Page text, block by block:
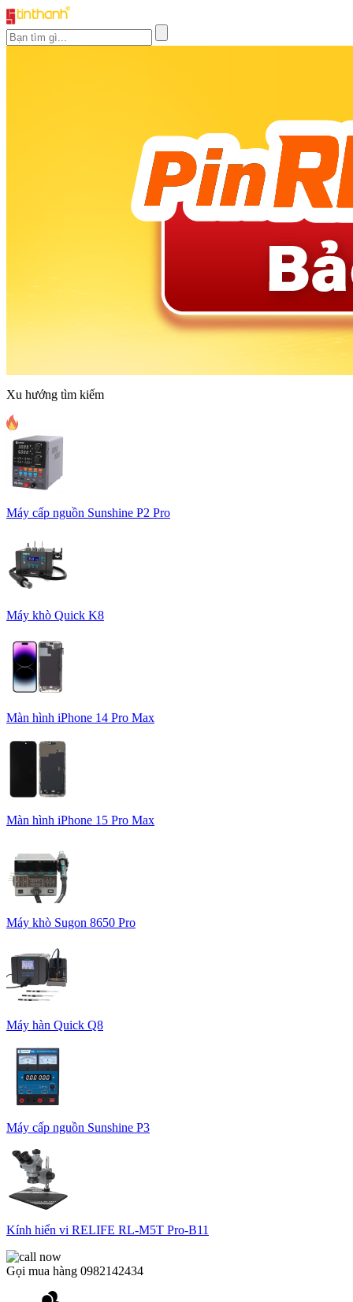
Xu hướng tìm kiếm
Máy cấp nguồn Sunshine P2 Pro
Máy khò Quick K8
Màn hình iPhone 14 Pro Max
Màn hình iPhone 15 Pro Max
Máy khò Sugon 8650 Pro
Máy hàn Quick Q8
Máy cấp nguồn Sunshine P3
Kính hiển vi RELIFE RL-M5T Pro-B11
Gọi mua hàng 0982142434